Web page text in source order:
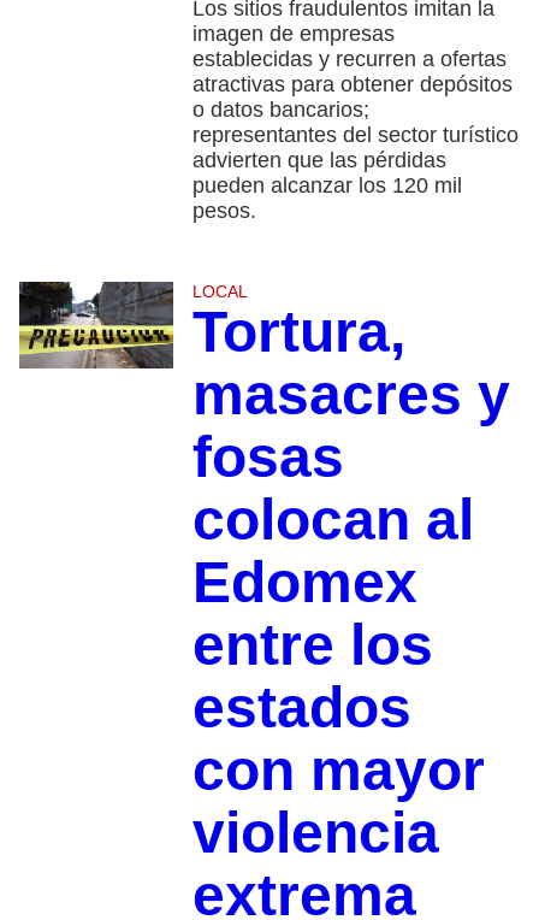
Los sitios fraudulentos imitan la
imagen de empresas
establecidas y recurren a ofertas
atractivas para obtener depósitos
o datos bancarios;
representantes del sector turístico
advierten que las pérdidas
pueden alcanzar los 120 mil
pesos.
LOCAL
Tortura,
masacres y
fosas
colocan al
Edomex
entre los
estados
con mayor
violencia
extrema